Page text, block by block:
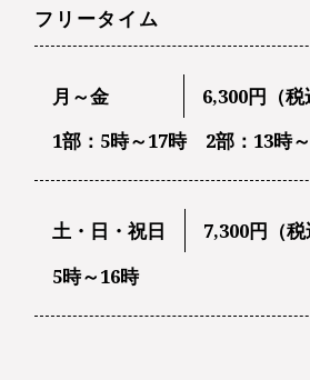
フリータイム
月～金
6,300円（税
1部：5時～17時 2部：13時
土・日・祝日
7,300円（税
5時～16時